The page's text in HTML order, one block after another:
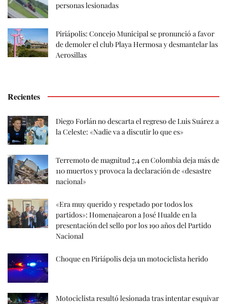
personas lesionadas
Piriápolis: Concejo Municipal se pronunció a favor
de demoler el club Playa Hermosa y desmantelar las
Aerosillas
Recientes
Diego Forlán no descarta el regreso de Luis Suárez a
la Celeste: «Nadie va a discutir lo que es»
Terremoto de magnitud 7,4 en Colombia deja más de
110 muertos y provoca la declaración de «desastre
nacional»
«Era muy querido y respetado por todos los
partidos»: Homenajearon a José Hualde en la
presentación del sello por los 190 años del Partido
Nacional
Choque en Piriápolis deja un motociclista herido
Motociclista resultó lesionada tras intentar esquivar